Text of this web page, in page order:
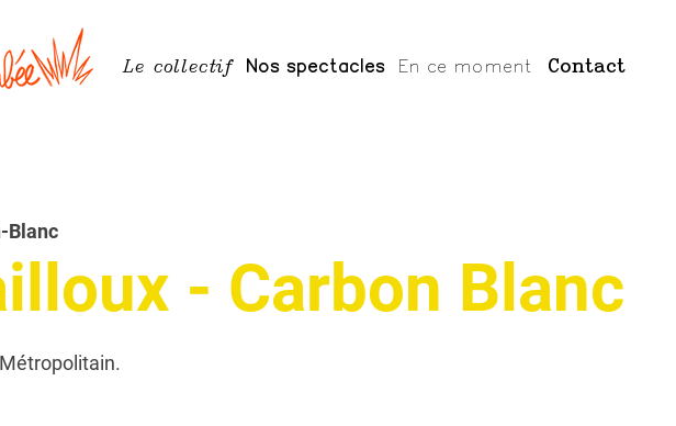
Nos spectacles En ce moment Contact
Blanc
- Carbon Blanc
Le collectif